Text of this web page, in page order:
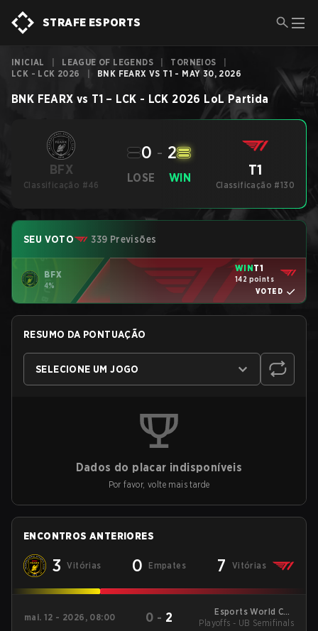
STRAFE ESPORTS
INICIAL LEAGUE OF LEGENDS TORNEIOS
LCK - LCK 2026
BNK FEARX VS T1 - MAY 30, 2026
BNK FEARX vs T1 – LCK - LCK 2026 LoL Partida
BFX
Classificação #46
LOSE
0 - 2
WIN T1
Classificação #130
SEU VOTO 339 Previsões
BFX
4%
WINT1
142 points
VOTED
RESUMO DA PONTUAÇÃO
SELECIONE UM JOGO
Dados do placar indisponíveis
Por favor, volte mais tarde
ENCONTROS ANTERIORES
3 Vitórias 0 Empates 7 Vitórias
mai. 12 - 2026, 08:00 0 - 2
Esports World Cup
Korea Online Qualifier
Playoffs - UB Semifinals